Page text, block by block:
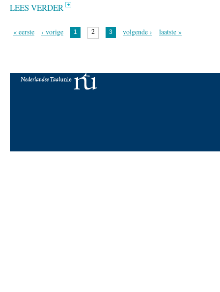
LEES VERDER
« eerste ‹ vorige 1 2 3 volgende › laatste »